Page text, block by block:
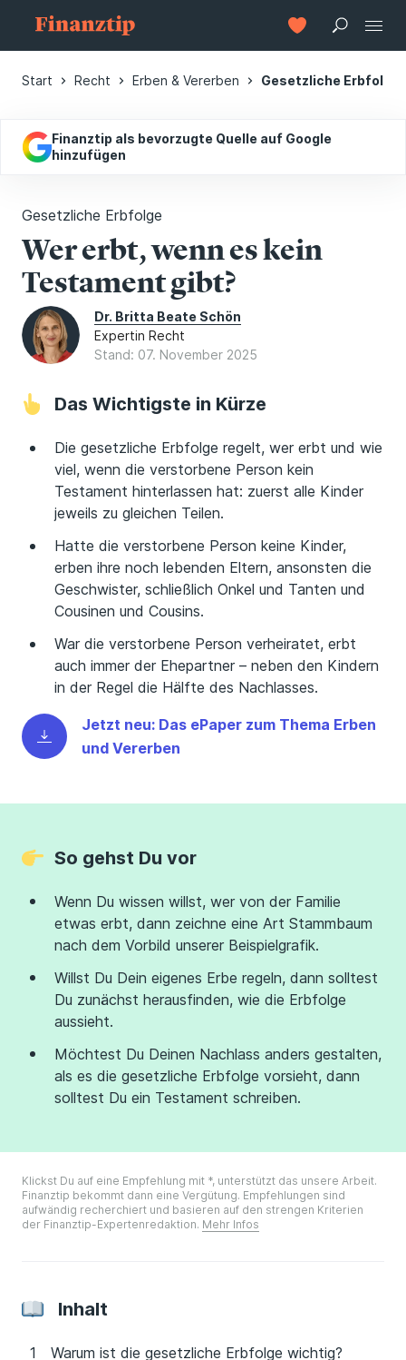
Start Recht Erben & Vererben Gesetzliche Erbfolge
Finanztip als bevorzugte Quelle auf Google
hinzufügen
Gesetzliche Erbfolge
Wer erbt, wenn es kein
Testament gibt?
Dr. Britta Beate Schön
Expertin Recht
Stand: 07. November 2025
Das Wichtigste in Kürze
Die gesetzliche Erbfolge regelt, wer erbt und wie
viel, wenn die verstorbene Person kein
Testament hinterlassen hat: zuerst alle Kinder
jeweils zu gleichen Teilen.
Hatte die verstorbene Person keine Kinder,
erben ihre noch lebenden Eltern, ansonsten die
Geschwister, schließlich Onkel und Tanten und
Cousinen und Cousins.
War die verstorbene Person verheiratet, erbt
auch immer der Ehepartner – neben den Kindern
in der Regel die Hälfte des Nachlasses.
Jetzt neu: Das ePaper zum Thema Erben
und Vererben
So gehst Du vor
Wenn Du wissen willst, wer von der Familie
etwas erbt, dann zeichne eine Art Stammbaum
nach dem Vorbild unserer Beispielgrafik.
Willst Du Dein eigenes Erbe regeln, dann solltest
Du zunächst herausfinden, wie die Erbfolge
aussieht.
Möchtest Du Deinen Nachlass anders gestalten,
als es die gesetzliche Erbfolge vorsieht, dann
solltest Du ein Testament schreiben.
Klickst Du auf eine Empfehlung mit *, unterstützt das unsere Arbeit.
Finanztip bekommt dann eine Vergütung. Empfehlungen sind
aufwändig recherchiert und basieren auf den strengen Kriterien
der Finanztip-Expertenredaktion. Mehr Infos
Inhalt
Warum ist die gesetzliche Erbfolge wichtig?